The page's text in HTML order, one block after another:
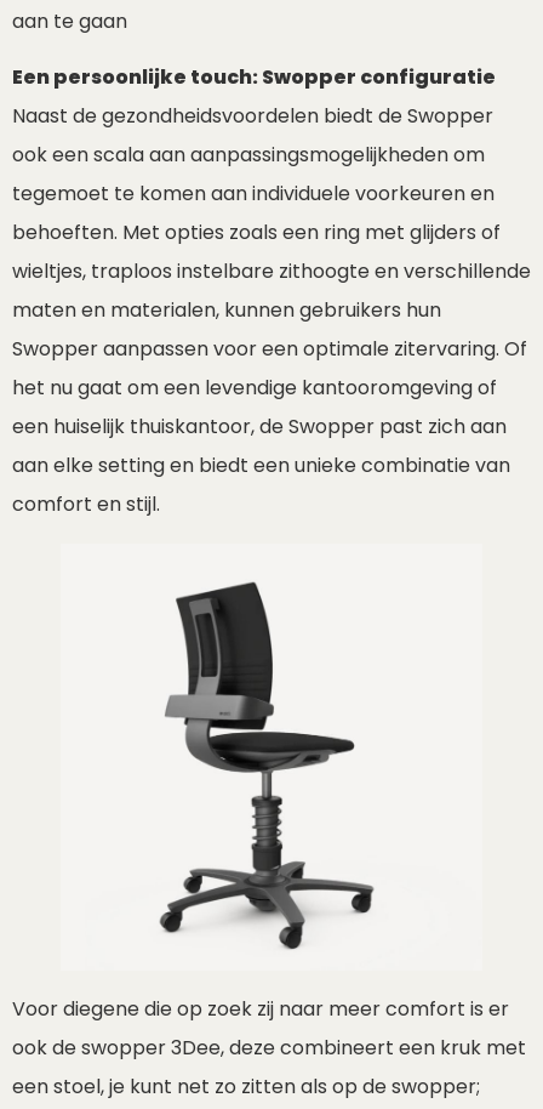
aan te gaan
Een persoonlijke touch: Swopper configuratie
Naast de gezondheidsvoordelen biedt de Swopper
ook een scala aan aanpassingsmogelijkheden om
tegemoet te komen aan individuele voorkeuren en
behoeften. Met opties zoals een ring met glijders of
wieltjes, traploos instelbare zithoogte en verschillende
maten en materialen, kunnen gebruikers hun
Swopper aanpassen voor een optimale zitervaring. Of
het nu gaat om een levendige kantooromgeving of
een huiselijk thuiskantoor, de Swopper past zich aan
aan elke setting en biedt een unieke combinatie van
comfort en stijl.
Voor diegene die op zoek zij naar meer comfort is er
ook de swopper 3Dee, deze combineert een kruk met
een stoel, je kunt net zo zitten als op de swopper;